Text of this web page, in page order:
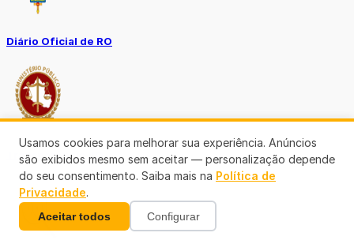
Diário Oficial de RO
Transparência RO
Usamos cookies para melhorar sua experiência. Anúncios
são exibidos mesmo sem aceitar — personalização depende
do seu consentimento. Saiba mais na Política de
Privacidade.
Aceitar todos Configurar